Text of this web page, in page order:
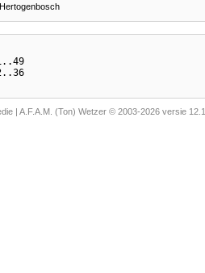
| A.F.A.M. (Ton) Wetzer © 2003-2026 versie 12.1